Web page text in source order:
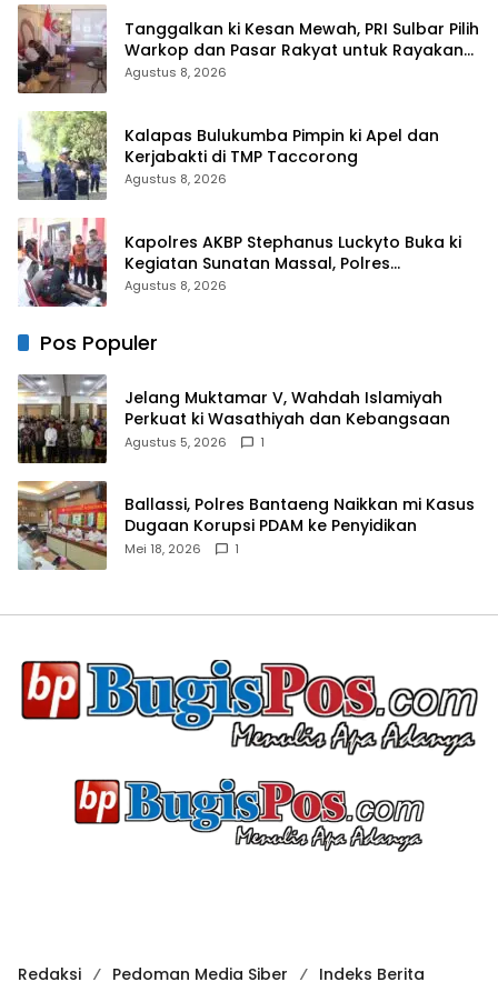
Tanggalkan ki Kesan Mewah, PRI Sulbar Pilih
Warkop dan Pasar Rakyat untuk Rayakan
HUT Ke-1
Agustus 8, 2026
Kalapas Bulukumba Pimpin ki Apel dan
Kerjabakti di TMP Taccorong
Agustus 8, 2026
Kapolres AKBP Stephanus Luckyto Buka ki
Kegiatan Sunatan Massal, Polres
Bulukumba Kerjasama dengan Pemuda
Agustus 8, 2026
Pos Populer
Jelang Muktamar V, Wahdah Islamiyah
Perkuat ki Wasathiyah dan Kebangsaan
Agustus 5, 2026 1
Ballassi, Polres Bantaeng Naikkan mi Kasus
Dugaan Korupsi PDAM ke Penyidikan
Mei 18, 2026 1
Redaksi Pedoman Media Siber Indeks Berita